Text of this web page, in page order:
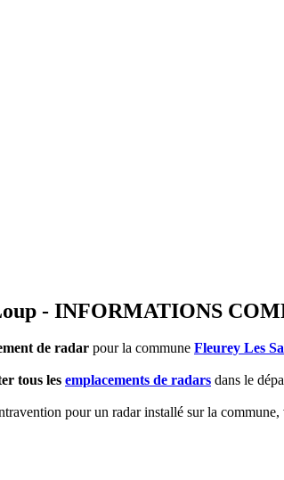
- INFORMATIONS
de radar pour la commune Fleurey Les
tous les emplacements de radars dans le
pour un radar installé sur la